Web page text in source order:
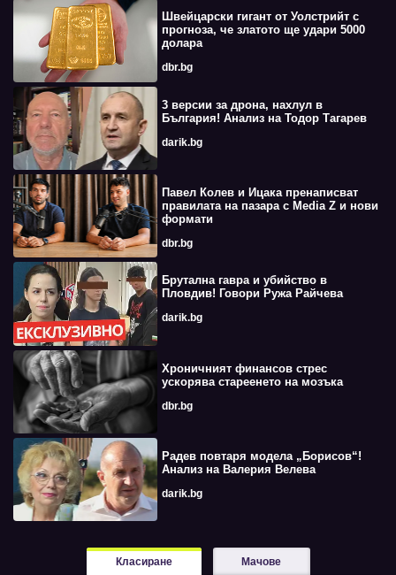
Швейцарски гигант от Уолстрийт с
прогноза, че златото ще удари 5000
долара
dbr.bg
3 версии за дрона, нахлул в
България! Анализ на Тодор Тагарев
darik.bg
Павел Колев и Ицака пренаписват
правилата на пазара с Media Z и нови
формати
dbr.bg
Брутална гавра и убийство в
Пловдив! Говори Ружа Райчева
darik.bg
Хроничният финансов стрес
ускорява стареенето на мозъка
dbr.bg
Радев повтаря модела „Борисов“!
Анализ на Валерия Велева
darik.bg
Класиране Мачове